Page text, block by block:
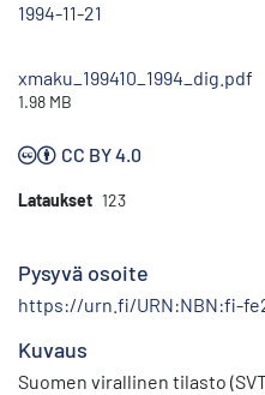
1994-11-21
xmaku_199410_1994_dig.pdf
1.98 MB
CC BY 4.0
Lataukset 123
Pysyvä osoite
https://urn.fi/URN:NBN:fi-
Kuvaus
Suomen virallinen tilasto